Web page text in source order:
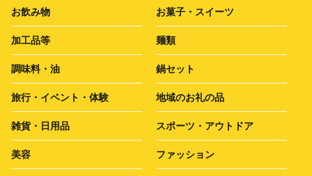
お飲み物 お菓子・スイーツ
加工品等 麺類
調味料・油 鍋セット
旅行・イベント・体験 地域のお礼の品
雑貨・日用品 スポーツ・アウトドア
美容 ファッション